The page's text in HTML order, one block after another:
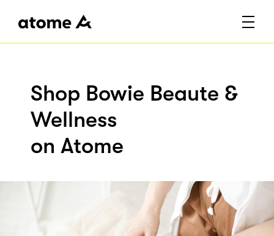
Shop Bowie Beaute &
Wellness
on Atome